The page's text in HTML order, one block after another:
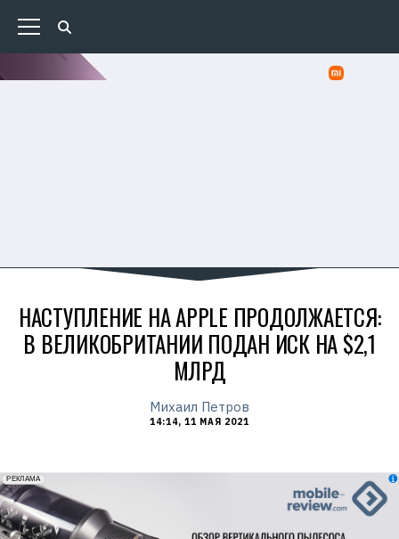
НАСТУПЛЕНИЕ НА APPLE ПРОДОЛЖАЕТСЯ:
В ВЕЛИКОБРИТАНИИ ПОДАН ИСК НА $2,1
МЛРД
Михаил Петров
14:14, 11 МАЯ 2021
erid: 2VfnxxmNzs5
РЕКЛАМА